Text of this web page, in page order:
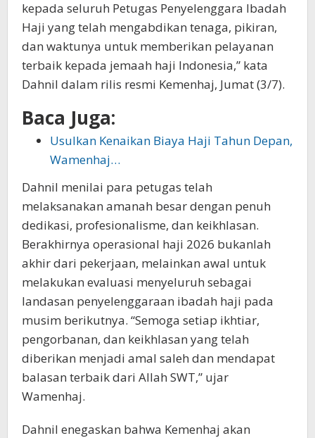
kepada seluruh Petugas Penyelenggara Ibadah
Haji yang telah mengabdikan tenaga, pikiran,
dan waktunya untuk memberikan pelayanan
terbaik kepada jemaah haji Indonesia,” kata
Dahnil dalam rilis resmi Kemenhaj, Jumat (3/7).
Baca Juga:
Usulkan Kenaikan Biaya Haji Tahun Depan,
Wamenhaj…
Dahnil menilai para petugas telah
melaksanakan amanah besar dengan penuh
dedikasi, profesionalisme, dan keikhlasan.
Berakhirnya operasional haji 2026 bukanlah
akhir dari pekerjaan, melainkan awal untuk
melakukan evaluasi menyeluruh sebagai
landasan penyelenggaraan ibadah haji pada
musim berikutnya. “Semoga setiap ikhtiar,
pengorbanan, dan keikhlasan yang telah
diberikan menjadi amal saleh dan mendapat
balasan terbaik dari Allah SWT,” ujar
Wamenhaj.
Dahnil enegaskan bahwa Kemenhaj akan